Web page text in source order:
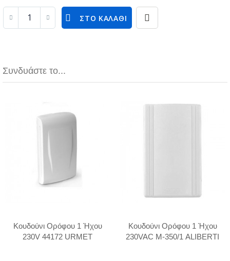
ΣΤΟ ΚΑΛΆΘΙ
Συνδυάστε το...
Κουδούνι Ορόφου 1 Ήχου
230V 44172 URMET
Κουδούνι Ορόφου 1 Ήχου
230VAC M-350/1 ALIBERTI